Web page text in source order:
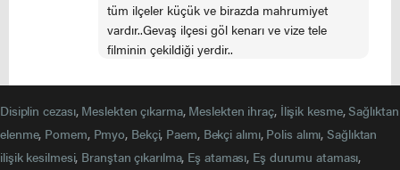
tüm ilçeler küçük ve birazda mahrumiyet
vardır..Gevaş ilçesi göl kenarı ve vize tele
filminin çekildiği yerdir..
Disiplin cezası, Meslekten çıkarma, Meslekten ihraç, İlişik kesme,Sağlıktan
elenme, Pomem, Pmyo, Bekçi, Paem, Bekçi alımı, Polis alımı,Sağlıktan
ilişik kesilmesi, Branştan çıkarılma, Eş ataması, Eş durumu ataması,